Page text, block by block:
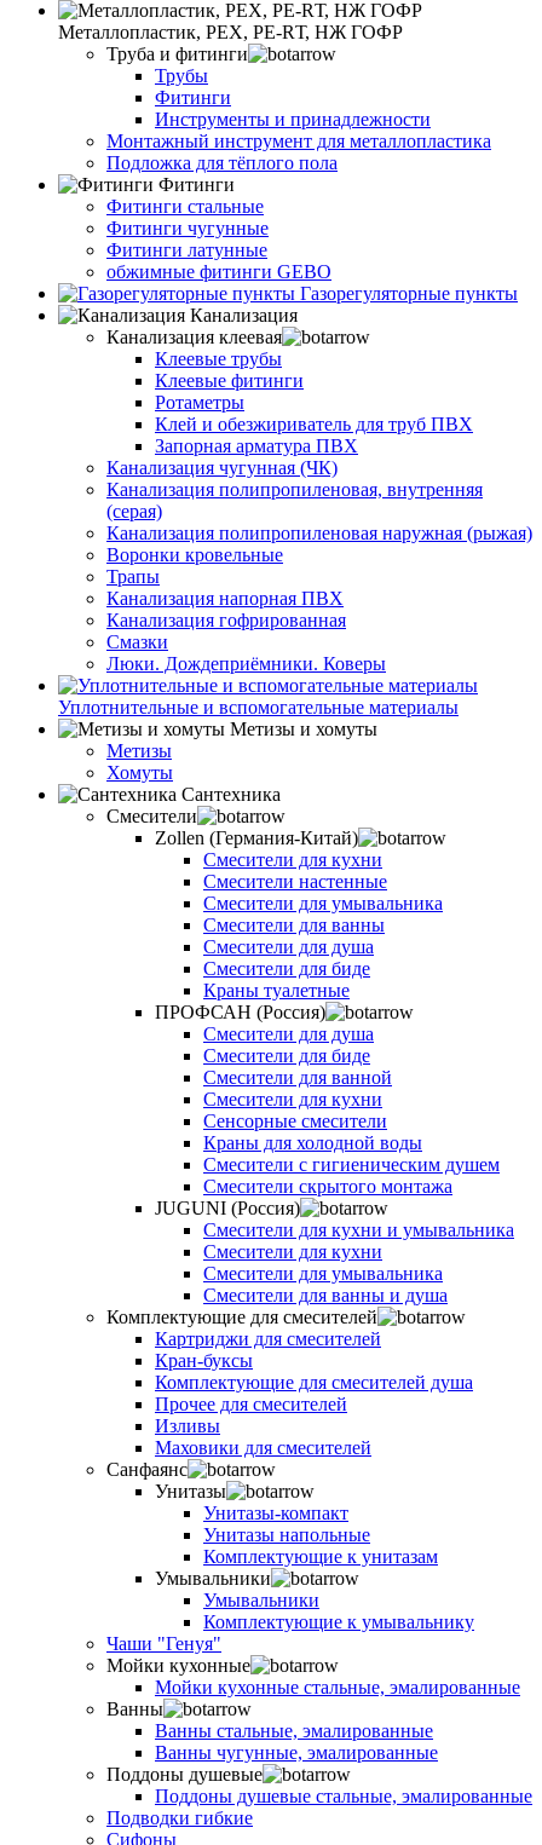
Металлопластик, РЕХ, РЕ-RТ, НЖ ГОФР
Труба и фитинги
Трубы
Фитинги
Инструменты и принадлежности
Монтажный инструмент для металлопластика
Подложка для тёплого пола
Фитинги
Фитинги стальные
Фитинги чугунные
Фитинги латунные
обжимные фитинги GEBO
Газорегуляторные пункты
Канализация
Канализация клеевая
Клеевые трубы
Клеевые фитинги
Ротаметры
Клей и обезжириватель для труб ПВХ
Запорная арматура ПВХ
Канализация чугунная (ЧК)
Канализация полипропиленовая, внутренняя
(серая)
Канализация полипропиленовая наружная (рыжая)
Воронки кровельные
Трапы
Канализация напорная ПВХ
Канализация гофрированная
Смазки
Люки. Дождеприёмники. Коверы
Уплотнительные и вспомогательные материалы
Метизы и хомуты
Метизы
Хомуты
Сантехника
Смесители
Zollen (Германия-Китай)
Смесители для кухни
Смесители настенные
Смесители для умывальника
Смесители для ванны
Смесители для душа
Смесители для биде
Краны туалетные
ПРОФСАН (Россия)
Смесители для душа
Смесители для биде
Смесители для ванной
Смесители для кухни
Сенсорные смесители
Краны для холодной воды
Смесители с гигиеническим душем
Смесители скрытого монтажа
JUGUNI (Россия)
Смесители для кухни и умывальника
Смесители для кухни
Смесители для умывальника
Смесители для ванны и душа
Комплектующие для смесителей
Картриджи для смесителей
Кран-буксы
Комплектующие для смесителей душа
Прочее для смесителей
Изливы
Маховики для смесителей
Санфаянс
Унитазы
Унитазы-компакт
Унитазы напольные
Комплектующие к унитазам
Умывальники
Умывальники
Комплектующие к умывальнику
Чаши "Генуя"
Мойки кухонные
Мойки кухонные стальные, эмалированные
Ванны
Ванны стальные, эмалированные
Ванны чугунные, эмалированные
Поддоны душевые
Поддоны душевые стальные, эмалированные
Подводки гибкие
Сифоны